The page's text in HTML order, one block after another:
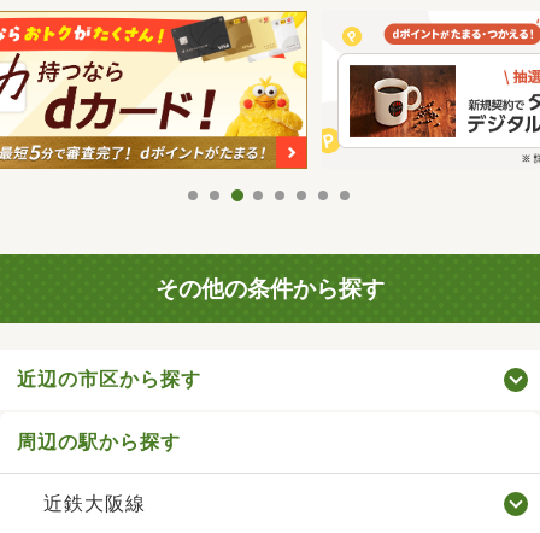
その他の条件から探す
近辺の市区から探す
周辺の駅から探す
近鉄大阪線